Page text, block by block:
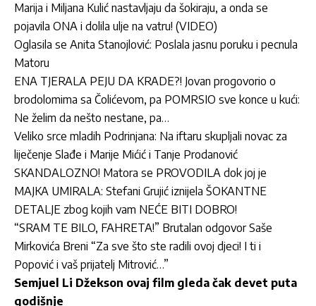
Marija i Miljana Kulić nastavljaju da šokiraju, a onda se
pojavila ONA i dolila ulje na vatru! (VIDEO)
Oglasila se Anita Stanojlović: Poslala jasnu poruku i pecnula
Matoru
ENA TJERALA PEJU DA KRADE?! Jovan progovorio o
brodolomima sa Čolićevom, pa POMRSIO sve konce u kući:
Ne želim da nešto nestane, pa…
Veliko srce mladih Podrinjana: Na iftaru skupljali novac za
liječenje Slađe i Marije Mićić i Tanje Prodanović
SKANDALOZNO! Matora se PROVODILA dok joj je
MAJKA UMIRALA: Stefani Grujić iznijela ŠOKANTNE
DETALJE zbog kojih vam NEĆE BITI DOBRO!
“SRAM TE BILO, FAHRETA!” Brutalan odgovor Saše
Mirkovića Breni “Za sve što ste radili ovoj djeci! I ti i
Popović i vaš prijatelj Mitrović…”
Semjuel Li Džekson ovaj film gleda čak devet puta
godišnje